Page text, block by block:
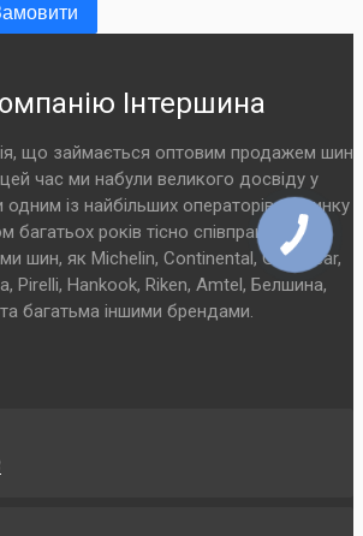
Інтершина
що займається оптовим продажем шин
час ми набули великого досвіду у
одним із найбільших операторів на ринку
багатьох років тісно співпрацюємо з
шин, як Michelin, Continental, Goodyear,
Pirelli, Hankook, Riken, Amtel, Белшина,
багатьма іншими брендами.